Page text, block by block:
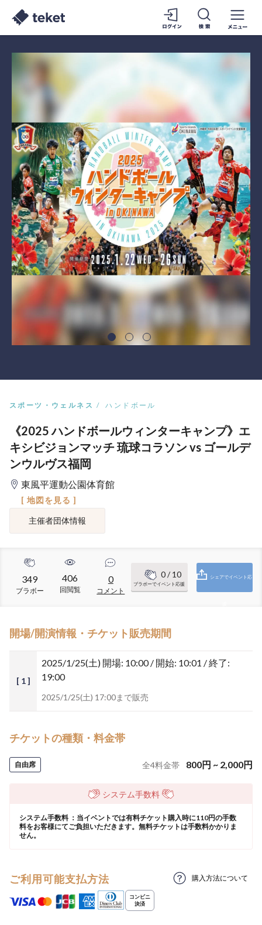
スポーツ・ウェルネス ハンドボール
《2025 ハンドボールウィンターキャンプ》エ
キシビジョンマッチ 琉球コラソン vs ゴールデ
ンウルヴス福岡
東風平運動公園体育館
[ 地図を見る ]
主催者団体情報
349
ブラボー
406
回閲覧
0
コメント
0/ 10
ブラボーでイベント応援
シェアでイベント応
開場/開演情報・チケット販売期間
[ 1 ]
2025/1/25(土) 開場: 10:00 / 開始: 10:01 / 終了:
19:00
2025/1/25(土) 17:00まで販売
チケットの種類・料金帯
自由席 全4料金帯 800円 ~ 2,000円
システム手数料
システム手数料 ：当イベントでは有料チケット購入時に110円の手数
料をお客様にてご負担いただきます。無料チケットは手数料かかりま
せん。
ご利用可能支払方法 購入方法について